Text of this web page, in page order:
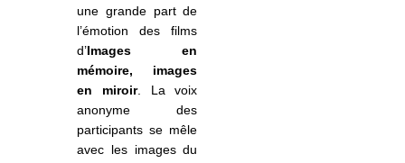
une grande part de
l’émotion des films
d’Images en
mémoire, images
en miroir. La voix
anonyme des
participants se mêle
avec les images du